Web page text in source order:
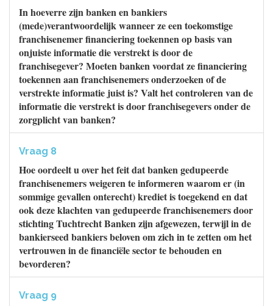
In hoeverre zijn banken en bankiers
(mede)verantwoordelijk wanneer ze een toekomstige
franchisenemer financiering toekennen op basis van
onjuiste informatie die verstrekt is door de
franchisegever? Moeten banken voordat ze financiering
toekennen aan franchisenemers onderzoeken of de
verstrekte informatie juist is? Valt het controleren van de
informatie die verstrekt is door franchisegevers onder de
zorgplicht van banken?
Vraag 8
Hoe oordeelt u over het feit dat banken gedupeerde
franchisenemers weigeren te informeren waarom er (in
sommige gevallen onterecht) krediet is toegekend en dat
ook deze klachten van gedupeerde franchisenemers door
stichting Tuchtrecht Banken zijn afgewezen, terwijl in de
bankierseed bankiers beloven om zich in te zetten om het
vertrouwen in de financiële sector te behouden en
bevorderen?
Vraag 9